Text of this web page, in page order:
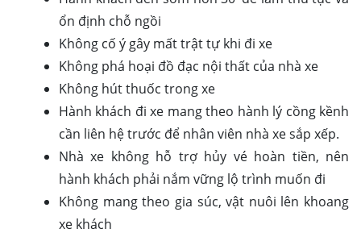
ổn định chỗ ngồi
Không cố ý gây mất trật tự khi đi xe
Không phá hoại đồ đạc nội thất của nhà xe
Không hút thuốc trong xe
Hành khách đi xe mang theo hành lý cồng kềnh
cần liên hệ trước để nhân viên nhà xe sắp xếp.
Nhà xe không hỗ trợ hủy vé hoàn tiền, nên
hành khách phải nắm vững lộ trình muốn đi
Không mang theo gia súc, vật nuôi lên khoang
xe khách